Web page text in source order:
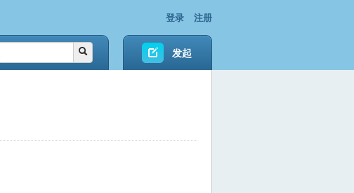
登录 注册
发起